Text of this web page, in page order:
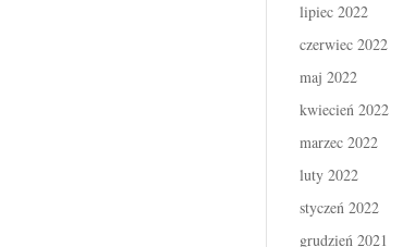
lipiec 2022
czerwiec 2022
maj 2022
kwiecień 2022
marzec 2022
luty 2022
styczeń 2022
grudzień 2021